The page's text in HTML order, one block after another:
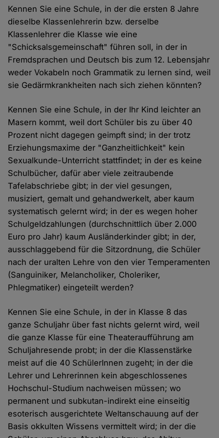
Kennen Sie eine Schule, in der die ersten 8 Jahre
dieselbe Klassenlehrerin bzw. derselbe
Klassenlehrer die Klasse wie eine
"Schicksalsgemeinschaft" führen soll, in der in
Fremdsprachen und Deutsch bis zum 12. Lebensjahr
weder Vokabeln noch Grammatik zu lernen sind, weil
sie Gedärmkrankheiten nach sich ziehen könnten?
Kennen Sie eine Schule, in der Ihr Kind leichter an
Masern kommt, weil dort Schüler bis zu über 40
Prozent nicht dagegen geimpft sind; in der trotz
Erziehungsmaxime der "Ganzheitlichkeit" kein
Sexualkunde-Unterricht stattfindet; in der es keine
Schulbücher, dafür aber viele zeitraubende
Tafelabschriebe gibt; in der viel gesungen,
musiziert, gemalt und gehandwerkelt, aber kaum
systematisch gelernt wird; in der es wegen hoher
Schulgeldzahlungen (durchschnittlich über 2.000
Euro pro Jahr) kaum Ausländerkinder gibt; in der,
ausschlaggebend für die Sitzordnung, die Schüler
nach der uralten Lehre von den vier Temperamenten
(Sanguiniker, Melancholiker, Choleriker,
Phlegmatiker) eingeteilt werden?
Kennen Sie eine Schule, in der in Klasse 8 das
ganze Schuljahr über fast nichts gelernt wird, weil
die ganze Klasse für eine Theateraufführung am
Schuljahresende probt; in der die Klassenstärke
meist auf die 40 SchülerInnen zugeht; in der die
Lehrer und Lehrerinnen kein abgeschlossenes
Hochschul-Studium nachweisen müssen; wo
permanent und subkutan-indirekt eine einseitig
esoterisch ausgerichtete Weltanschauung auf der
Basis okkulten Wissens vermittelt wird; in der die